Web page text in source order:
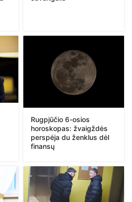
Rugpjūčio 6-osios
horoskopas: žvaigždės
perspėja du ženklus dėl
finansų